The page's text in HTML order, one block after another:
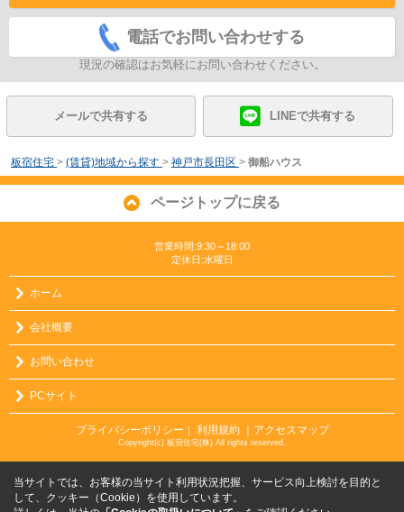
電話でお問い合わせする
現況の確認はお気軽にお問い合わせください。
メールで共有する LINEで共有する
板宿住宅 > (賃貸)地域から探す > 神戸市長田区 > 御船ハウス
ページトップに戻る
営業時間:9:30～18:00
定休日:水曜日
ホーム
会社概要
お問い合わせ
PCサイト
プライバシーポリシー 利用規約 ｜アクセスマップ
Copyright(c) 板宿住宅(株) All rights reserved.
当サイトでは、お客様の当サイト利用状況把握、サービス向上検討を目的と
して、クッキー（Cookie）を使用しています。